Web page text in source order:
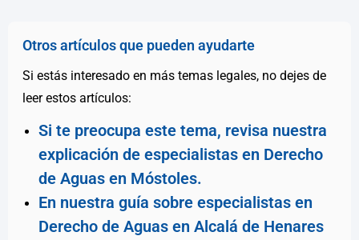
Otros artículos que pueden ayudarte
Si estás interesado en más temas legales, no dejes de
leer estos artículos:
Si te preocupa este tema, revisa nuestra
explicación de especialistas en Derecho
de Aguas en Móstoles.
En nuestra guía sobre especialistas en
Derecho de Aguas en Alcalá de Henares